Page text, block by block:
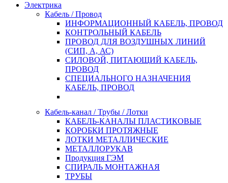
Электрика
Кабель / Провод
ИНФОРМАЦИОННЫЙ КАБЕЛЬ, ПРОВОД
КОНТРОЛЬНЫЙ КАБЕЛЬ
ПРОВОД ДЛЯ ВОЗДУШНЫХ ЛИНИЙ
(СИП, А, АС)
СИЛОВОЙ, ПИТАЮЩИЙ КАБЕЛЬ,
ПРОВОД
СПЕЦИАЛЬНОГО НАЗНАЧЕНИЯ
КАБЕЛЬ, ПРОВОД
Кабель-канал / Трубы / Лотки
КАБЕЛЬ-КАНАЛЫ ПЛАСТИКОВЫЕ
КОРОБКИ ПРОТЯЖНЫЕ
ЛОТКИ МЕТАЛЛИЧЕСКИЕ
МЕТАЛЛОРУКАВ
Продукция ГЭМ
СПИРАЛЬ МОНТАЖНАЯ
ТРУБЫ